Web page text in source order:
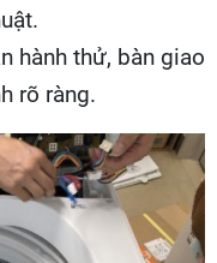
hành thử, bàn giao
rõ ràng.